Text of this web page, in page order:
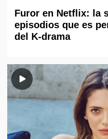
Furor en Netflix: la
episodios que es
del K-drama